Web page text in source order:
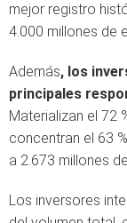
mejor registro
4.000 millones de
Además, los
principales
Materializan el 72
concentran el 63
a 2.673 millones
Los inversores